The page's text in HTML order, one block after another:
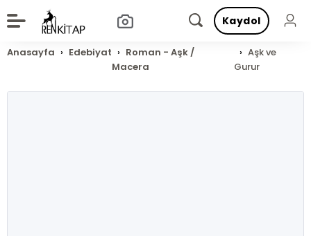
Kaydol
Anasayfa Edebiyat
Roman - Aşk /
Macera
Aşk ve
Gurur